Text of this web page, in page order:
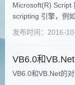
Microsoft(R) Script
scripting 引擎，例
Edition 或
何 Automation 对
发布时间：2016-
VB6.0和
VB6.0和VB.Net的